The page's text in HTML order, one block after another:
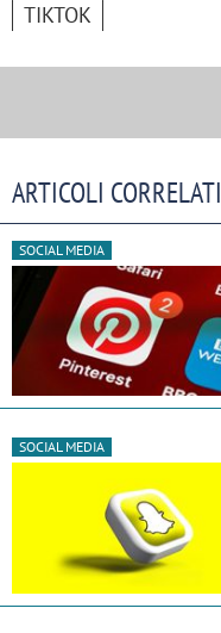
TIKTOK
ARTICOLI CORRELATI
SOCIAL MEDIA
SOCIAL MEDIA